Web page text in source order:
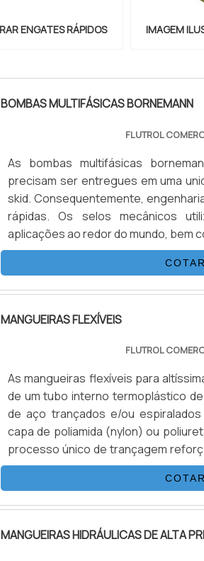
ENGATES RÁPIDOS IMAGEM
BOMBAS MULTIFÁSICAS BORNEMANN
FLUTROL
As bombas multifásicas
precisam ser entregues em uma
skid. Consequentemente,
rápidas. Os selos mecânicos
aplicações ao redor do mundo, bem
atendimento às mais severas
unidades permite ainda a
resultando em .
MANGUEIRAS FLEXÍVEIS
FLUTROL
As mangueiras flexíveis para
de um tubo interno termoplástico
de aço trançados e/ou
capa de poliamida (nylon) ou
processo único de trançagem
que possui as seguintes
pressões (3.200 Bar). Excelentes
MANGUEIRAS HIDRÁULICAS DE ALTA